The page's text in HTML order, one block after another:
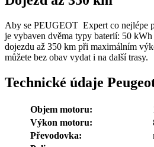
Aby se PEUGEOT Expert co nejlépe
je vybaven dvěma typy baterií: 50
dojezdu až 350 km při maximálním
můžete bez obav vydat i na další trasy.
Technické údaje
Objem motoru:
Výkon motoru:
Převodovka: